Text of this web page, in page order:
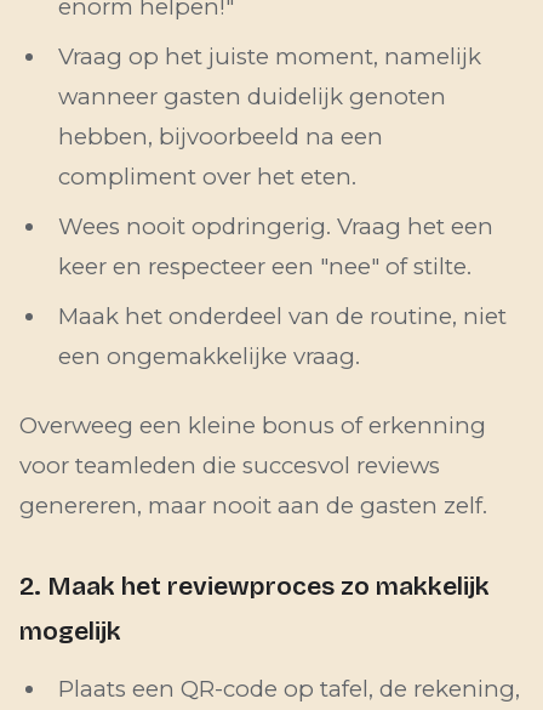
enorm helpen!"
Vraag op het juiste moment, namelijk
wanneer gasten duidelijk genoten
hebben, bijvoorbeeld na een
compliment over het eten.
Wees nooit opdringerig. Vraag het een
keer en respecteer een "nee" of stilte.
Maak het onderdeel van de routine, niet
een ongemakkelijke vraag.
Overweeg een kleine bonus of erkenning
voor teamleden die succesvol reviews
genereren, maar nooit aan de gasten zelf.
2. Maak het reviewproces zo makkelijk
mogelijk
Plaats een QR-code op tafel, de rekening,